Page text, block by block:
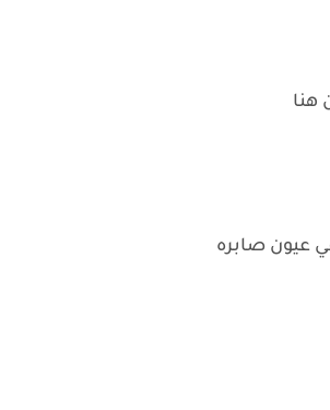
هنا
عيون صابره